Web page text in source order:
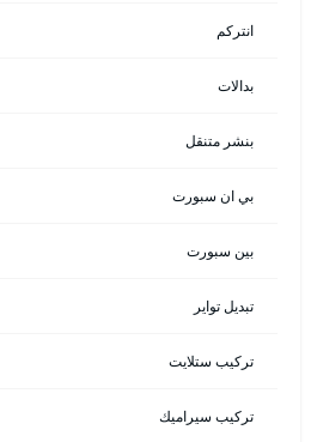
انتركم
بدالات
بنشر متنقل
بي ان سبورت
بين سبورت
تبديل تواير
تركيب ستلايت
تركيب سيراميك